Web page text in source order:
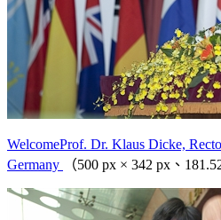
WelcomeProf. Dr. Klaus Dicke,
Germany
（500 px × 342 px、